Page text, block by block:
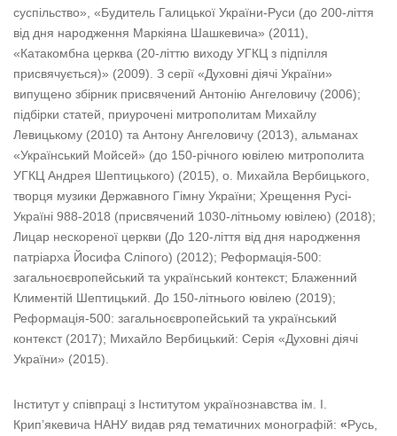
суспільство», «Будитель Галицької України-Руси (до 200-ліття
від дня народження Маркіяна Шашкевича» (2011),
«Катакомбна церква (20-літтю виходу УГКЦ з підпілля
присвячується)» (2009). З серії «Духовні діячі України»
випущено збірник присвячений Антонію Ангеловичу (2006);
підбірки статей, приурочені митрополитам Михайлу
Левицькому (2010) та Антону Ангеловичу (2013), альманах
«Український Мойсей» (до 150-річного ювілею митрополита
УГКЦ Андрея Шептицького) (2015), о. Михайла Вербицького,
творця музики Державного Гімну України; Хрещення Русі-
Україні 988-2018 (присвячений 1030-літньому ювілею) (2018);
Лицар нескореної церкви (До 120-ліття від дня народження
патріарха Йосифа Сліпого) (2012); Реформація-500:
загальноєвропейський та український контекст; Блаженний
Климентій Шептицький. До 150-літнього ювілею (2019);
Реформація-500: загальноєвропейський та український
контекст (2017); Михайло Вербицький: Серія «Духовні діячі
України» (2015).
Інститут у співпраці з Інститутом українознавства ім. І.
Крип’якевича НАНУ видав ряд тематичних монографій: «Русь,